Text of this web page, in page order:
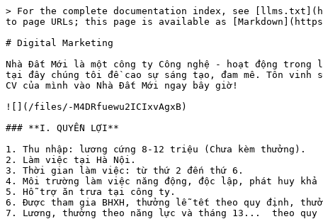
> For the complete documentation index, see
to page URLs; this page is available as
# Digital Marketing
Nhà Đất Mới là một công ty Công nghệ - hoạt động
tại đây chúng tôi đề cao sự sáng tạo, đam mê. Tôn
CV của mình vào Nhà Đất Mới ngay bây giờ!
![](/files/-M4DRfuewu2ICIxvAgxB)
### **I. QUYỀN LỢI**
1. Thu nhập: lương cứng 8-12 triệu (Chưa kèm thưởng).
2. Làm việc tại Hà Nội.
3. Thời gian làm việc: từ thứ 2 đến thứ 6.
4. Môi trường làm việc năng động, độc lập, phát huy
5. Hỗ trợ ăn trưa tại công ty.
6. Được tham gia BHXH, thưởng lễ tết theo quy định,
7. Lương, thưởng theo năng lực và tháng 13...  theo quy